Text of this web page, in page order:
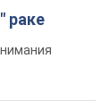
раке